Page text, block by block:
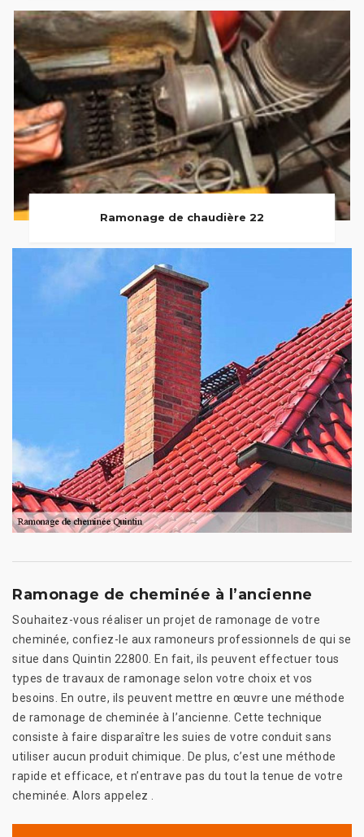
Ramonage de chaudière 22
Ramonage de cheminée à l’ancienne
Souhaitez-vous réaliser un projet de ramonage de votre
cheminée, confiez-le aux ramoneurs professionnels de qui se
situe dans Quintin 22800. En fait, ils peuvent effectuer tous
types de travaux de ramonage selon votre choix et vos
besoins. En outre, ils peuvent mettre en œuvre une méthode
de ramonage de cheminée à l’ancienne. Cette technique
consiste à faire disparaître les suies de votre conduit sans
utiliser aucun produit chimique. De plus, c’est une méthode
rapide et efficace, et n’entrave pas du tout la tenue de votre
cheminée. Alors appelez .